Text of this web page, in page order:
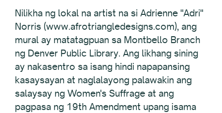
Nilikha ng lokal na artist na si Adrienne "Adri"
Norris (www.afrotriangledesigns.com), ang
mural ay matatagpuan sa Montbello Branch
ng Denver Public Library. Ang likhang sining
ay nakasentro sa isang hindi napapansing
kasaysayan at naglalayong palawakin ang
salaysay ng Women's Suffrage at ang
pagpasa ng 19th Amendment upang isama